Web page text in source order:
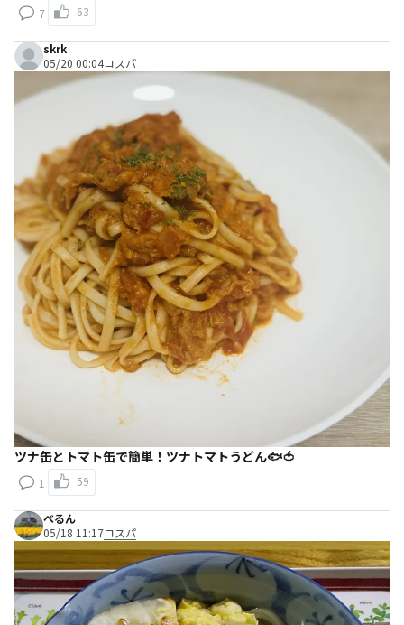
7 63
skrk
05/20 00:04コスパ
ツナ缶とトマト缶で簡単！ツナトマトうどん🐟🍅
1 59
べるん
05/18 11:17コスパ